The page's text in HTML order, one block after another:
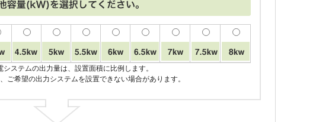
ステムの出力量は、設置面積に比例します。
ご希望の出力システムを設置できない場合があります。